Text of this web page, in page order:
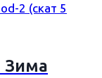
Зима